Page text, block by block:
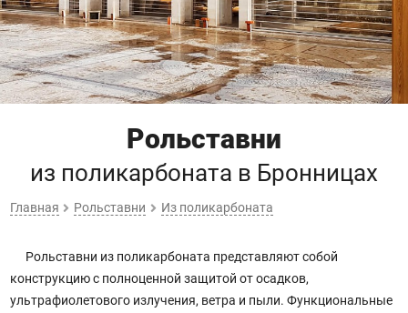
Рольставни
из поликарбоната в Бронницах
Главная Рольставни Из поликарбоната
Рольставни из поликарбоната представляют собой
конструкцию с полноценной защитой от осадков,
ультрафиолетового излучения, ветра и пыли. Функциональные